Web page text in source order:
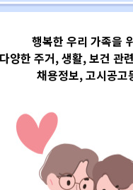
기도화
3 및
–
행복한 우리 가족을
다양한 주거, 생활, 보건 관
채용정보, 고시공고